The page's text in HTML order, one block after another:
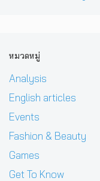
หมวดหมู่
Analysis
English articles
Events
Fashion & Beauty
Games
Get To Know